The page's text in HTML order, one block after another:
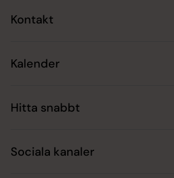
Kontakt
Kalender
Hitta snabbt
Sociala kanaler